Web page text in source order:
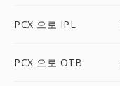
PCX 으로 IPL
PCX 으로 OTB